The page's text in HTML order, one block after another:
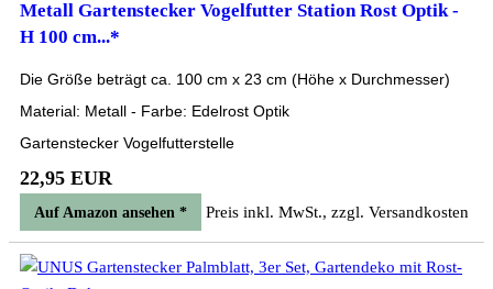
Metall Gartenstecker Vogelfutter Station Rost Optik -
H 100 cm...*
Die Größe beträgt ca. 100 cm x 23 cm (Höhe x Durchmesser)
Material: Metall - Farbe: Edelrost Optik
Gartenstecker Vogelfutterstelle
22,95 EUR
Auf Amazon ansehen * Preis inkl. MwSt., zzgl. Versandkosten